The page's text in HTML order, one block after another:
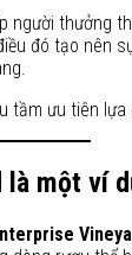
người thưởng
đó tạo nên
tầm ưu tiên lựa
một ví